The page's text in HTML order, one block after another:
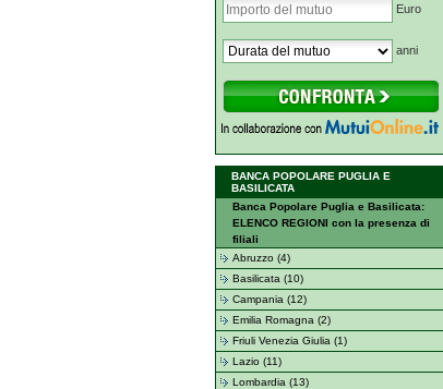
Euro
anni
BANCA POPOLARE PUGLIA E
BASILICATA
Banca Popolare Puglia e Basilicata:
ELENCO REGIONI con la presenza di
filiali
Abruzzo (4)
Basilicata (10)
Campania (12)
Emilia Romagna (2)
Friuli Venezia Giulia (1)
Lazio (11)
Lombardia (13)